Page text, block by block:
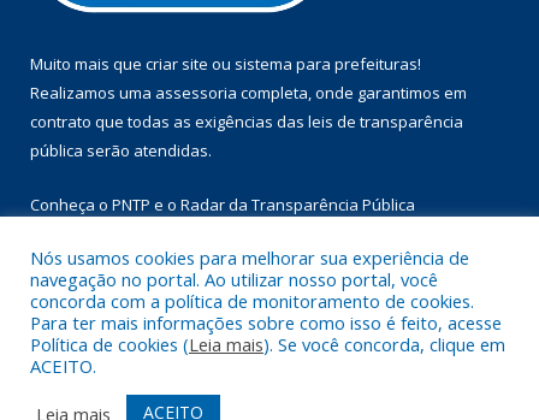
Muito mais que criar site ou sistema para prefeituras!
Realizamos uma assessoria completa, onde garantimos em
contrato que todas as exigências das leis de transparência
pública serão atendidas.
Conheça o PNTP e o Radar da Transparência Pública
Todos os direitos reservados a Prefeitura Municipal de Floresta
do Araguaia.
Mapa do Site Acessar Área Administrativa
Nós usamos cookies para melhorar sua experiência de
navegação no portal. Ao utilizar nosso portal, você
concorda com a política de monitoramento de cookies.
Para ter mais informações sobre como isso é feito, acesse
Política de cookies (Leia mais). Se você concorda, clique em
ACEITO.
Leia mais
ACEITO